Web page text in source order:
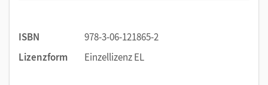
ISBN
978-3-06-121865-2
Lizenzform
Einzellizenz EL